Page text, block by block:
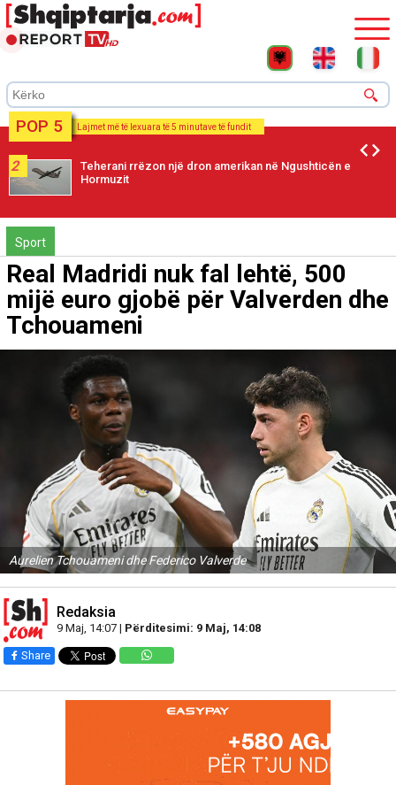
POP 5 Lajmet më të lexuara të 5 minutave të fundit
2
Teherani rrëzon një dron amerikan në Ngushticën e
Hormuzit
Sport
Real Madridi nuk fal lehtë, 500
mijë euro gjobë për Valverden dhe
Tchouameni
Aurelien Tchouameni dhe Federico Valverde
Redaksia
9 Maj, 14:07 | Përditesimi: 9 Maj, 14:08
Share